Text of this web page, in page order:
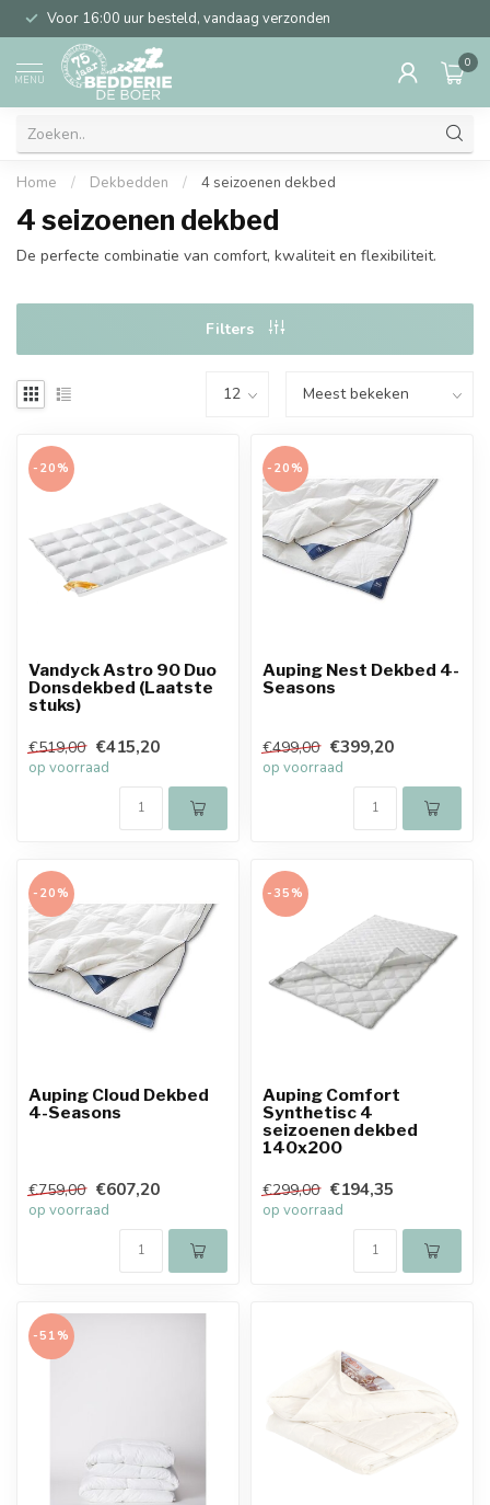
Voor 16:00 uur besteld, vandaag verzonden
MENU
0
Home / Dekbedden / 4 seizoenen dekbed
4 seizoenen dekbed
De perfecte combinatie van comfort, kwaliteit en flexibiliteit.
Filters
-20%
Vandyck Astro 90 Duo
Donsdekbed (Laatste
stuks)
€519,00 €415,20
op voorraad
-20%
Auping Nest Dekbed 4-
Seasons
€499,00 €399,20
op voorraad
-20%
Auping Cloud Dekbed
4-Seasons
€759,00 €607,20
op voorraad
-35%
Auping Comfort
Synthetisc 4
seizoenen dekbed
140x200
€299,00 €194,35
op voorraad
-51%